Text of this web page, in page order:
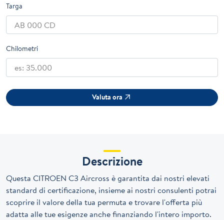
Targa
Chilometri
Valuta ora
Descrizione
Questa CITROEN C3 Aircross è garantita dai nostri elevati
standard di certificazione, insieme ai nostri consulenti potrai
scoprire il valore della tua permuta e trovare l'offerta più
adatta alle tue esigenze anche finanziando l'intero importo.